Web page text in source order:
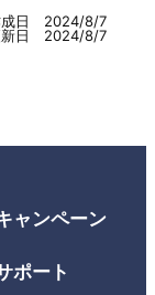
成日 2024/8/7
新日 2024/8/7
ャンペーン
ポート